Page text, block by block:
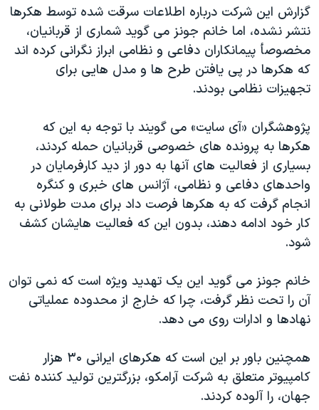
گزارش این شرکت درباره اطلاعات سرقت شده توسط هکرها
نتشر نشده، اما خانم جونز می گوید شماری از قربانیان،
مخصوصأ پیمانکاران دفاعی و نظامی ابراز نگرانی کرده اند
که هکرها در پی یافتن طرح ها و مدل هایی برای
تجهیزات نظامی بودند.
پژوهشگران «آی سایت» می گویند با توجه به این که
هکرها به پرونده های خصوصی قربانیان حمله کردند،
بسیاری از فعالیت های آنها به دور از دید کارفرمایان در
واحدهای دفاعی و نظامی، آژانس های خبری و کنگره
انجام گرفت که به هکرها فرصت داد برای مدت طولانی به
کار خود ادامه دهند، بدون این که فعالیت هایشان کشف
شود.
خانم جونز می گوید این یک تهدید ویژه است که نمی توان
آن را تحت نظر گرفت، چرا که خارج از محدوده عملیاتی
نهادها و ادارات روی می دهد.
همچنین باور بر این است که هکرهای ایرانی ۳۰ هزار
کامپیوتر متعلق به شرکت آرامکو، بزرگترین تولید کننده نفت
جهان، را آلوده کردند.